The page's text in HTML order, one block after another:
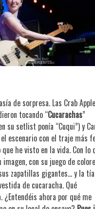
de sorpresa. Las Crab
tocando “Cucarachas”
su setlist ponía “Cuqui”) y
el escenario con el traje más
he visto en la vida. Con lo
imagen, con su juego de
zapatillas gigantes… y la
de cucaracha. Qué
¿Entendéis ahora por qué me